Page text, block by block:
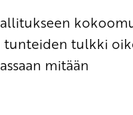
tunteiden tulkki
mitään